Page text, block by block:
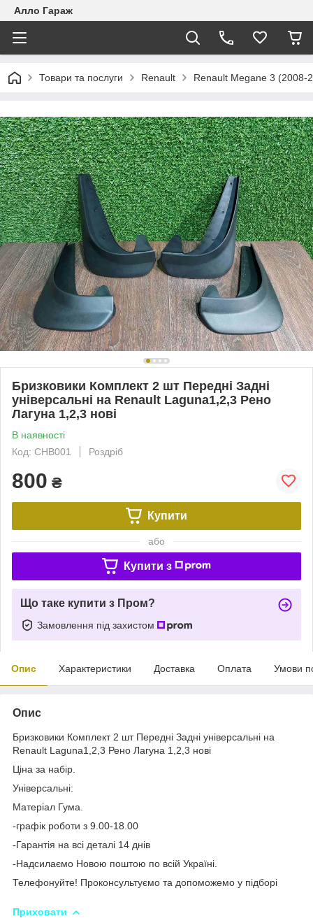
Алло Гараж
Товари та послуги Renault Renault Megane 3 (2008-
Бризковики Комплект 2 шт Передні Задні
універсальні на Renault Laguna1,2,3 Рено
Лагуна 1,2,3 нові
В наявності
Код: CHB001
Роздріб
800 ₴
Купити
або
Купити з
Що таке купити з Пром?
Замовлення під захистом
Опис Характеристики Доставка Оплата Умови
Опис
Бризковики Комплект 2 шт Передні Задні універсальні на
Renault Laguna1,2,3 Рено Лагуна 1,2,3 нові
Ціна за набір.
Універсальні:
Матеріал Гума.
-графік роботи з 9.00-18.00
-Гарантія на всі деталі 14 днів
-Надсилаємо Новою поштою по всій Україні.
Телефонуйте! Проконсультуємо та допоможемо у підборі
Приховати